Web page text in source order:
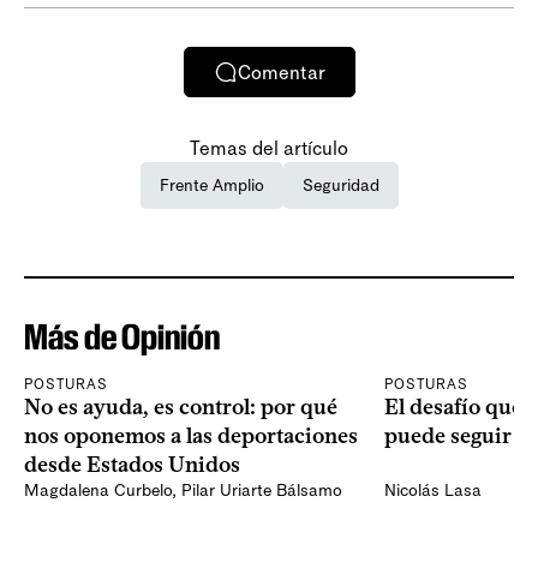
Comentar
Temas del artículo
Frente Amplio Seguridad
Más de Opinión
POSTURAS
No es ayuda, es control: por qué
nos oponemos a las deportaciones
desde Estados Unidos
Magdalena Curbelo, Pilar Uriarte Bálsamo
POSTURAS
El desafío que
puede seguir
Nicolás Lasa